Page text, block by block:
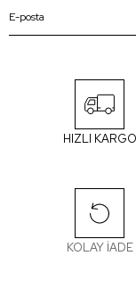
HIZLI KARGO
KOLAY İADE